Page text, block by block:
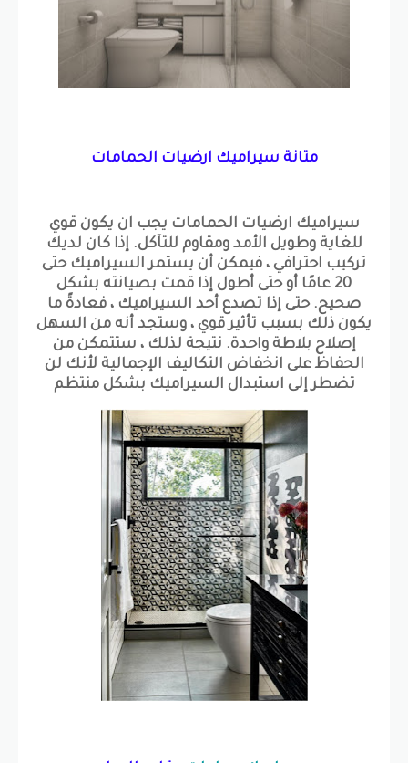
متانة سيراميك ارضيات الحمامات
سيراميك ارضيات الحمامات يجب ان يكون قوي
للغاية وطويل الأمد ومقاوم للتآكل. إذا كان لديك
تركيب احترافي ، فيمكن أن يستمر السيراميك حتى
20 عامًا أو حتى أطول إذا قمت بصيانته بشكل
صحيح. حتى إذا تصدع أحد السيراميك ، فعادةً ما
يكون ذلك بسبب تأثير قوي ، وستجد أنه من السهل
إصلاح بلاطة واحدة. نتيجة لذلك ، ستتمكن من
الحفاظ على انخفاض التكاليف الإجمالية لأنك لن
تضطر إلى استبدال السيراميك بشكل منتظم